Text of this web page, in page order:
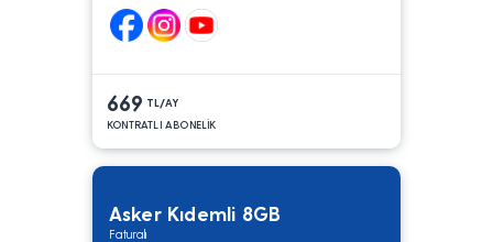
669 TL/AY
KONTRATLI ABONELİK
Asker Kıdemli 8GB
Faturalı